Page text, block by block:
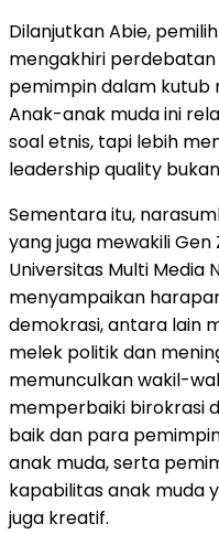
Dilanjutkan Abie,
mengakhiri
pemimpin dalam kutub
Anak-anak muda ini
soal etnis, tapi lebih
leadership quality
Sementara itu,
yang juga mewakili
Universitas Multi Media
menyampaikan
demokrasi, antara lain
melek politik dan
memunculkan wakil-
memperbaiki birokrasi
baik dan para
anak muda, serta
kapabilitas anak muda
juga kreatif.